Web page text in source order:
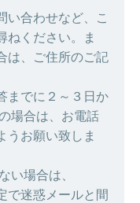
い合わせなど、こ
ねください。ま
は、ご住所のご記
までに２～３日か
場合は、お電話
うお願い致しま
ない場合は、
で迷惑メールと間